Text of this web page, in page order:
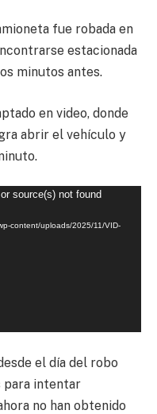
fue robada en
estacionada
minutos antes.
en video, donde
abrir el vehículo y
source(s) not found
content/uploads/2025/11/VID-
el día del robo
para intentar
no han obtenido